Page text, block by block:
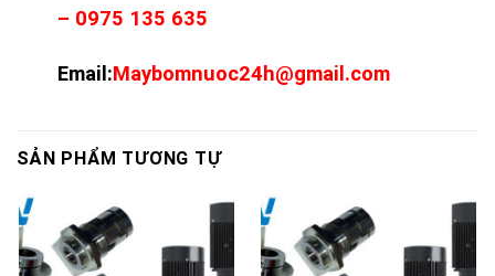
– 0975 135 635
Email:Maybomnuoc24h@gmail.com
SẢN PHẨM TƯƠNG TỰ